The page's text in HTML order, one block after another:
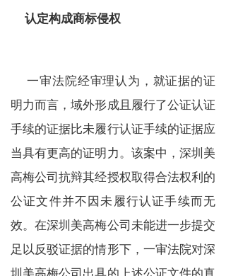
认定构成商标侵权
一审法院经审理认为，就证据的证
明力而言，域外形成且履行了公证认证
手续的证据比未履行认证手续的证据应
当具有更高的证明力。该案中，深圳美
高梅公司抗辩其经授权取得合法权利的
公证文件并不因未履行认证手续而无
效。在深圳美高梅公司未能进一步提交
足以反驳证据的情形下，一审法院对深
圳美高梅公司出具的上述公证文件的真